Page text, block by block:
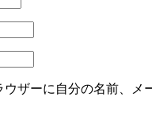
ザーに自分の名前、メ